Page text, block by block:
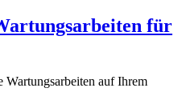
für
Wartungsarbeiten auf Ihrem